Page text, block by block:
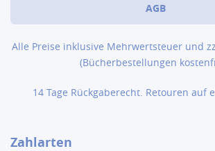
AGB
Alle Preise inklusive Mehrwertsteuer und
(Bücher­bestellungen
14 Tage Rückgaberecht. Retouren auf
Zahlarten